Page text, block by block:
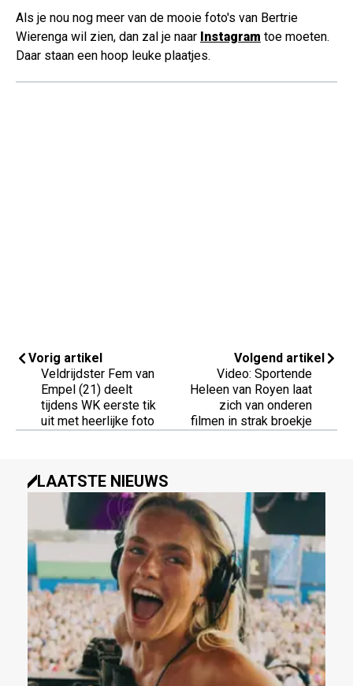
Als je nou nog meer van de mooie foto's van Bertrie
Wierenga wil zien, dan zal je naar Instagram toe moeten.
Daar staan een hoop leuke plaatjes.
Vorig artikel
Veldrijdster Fem van
Empel (21) deelt
tijdens WK eerste tik
uit met heerlijke foto
Volgend artikel
Video: Sportende
Heleen van Royen laat
zich van onderen
filmen in strak broekje
LAATSTE NIEUWS